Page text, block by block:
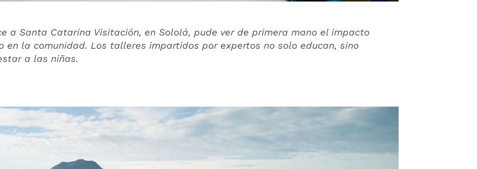
a Santa Catarina Visitación, en Sololá, pude ver de primera mano el impacto
en la comunidad. Los talleres impartidos por expertos no solo educan, sino
a las niñas.